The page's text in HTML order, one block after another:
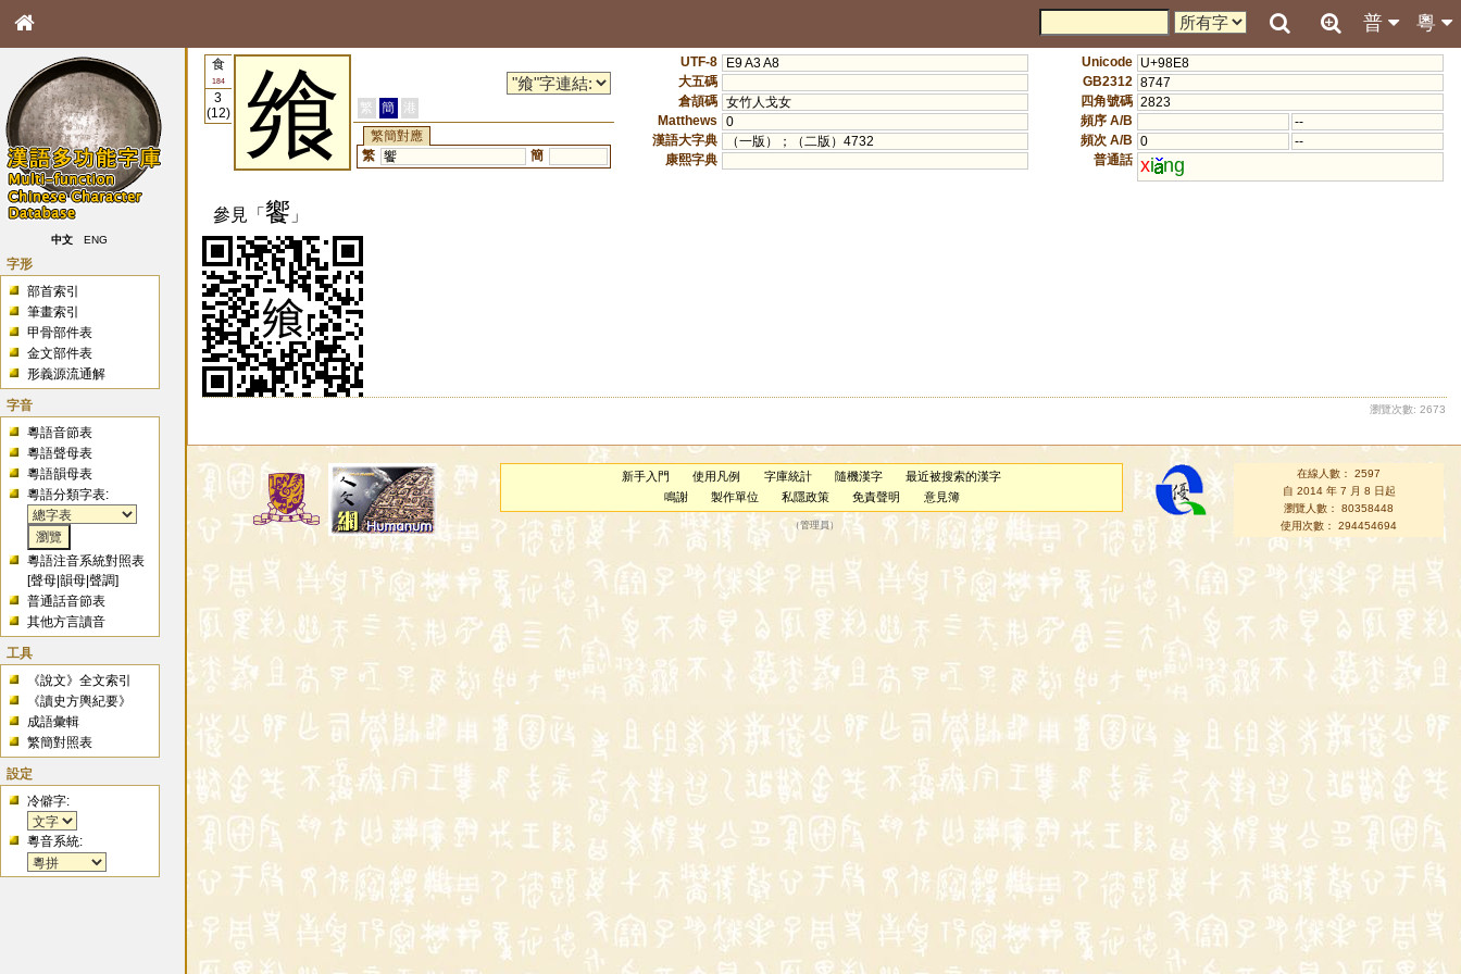
粵
普
中文 ENG
字形
部首索引
筆畫索引
甲骨部件表
金文部件表
形義源流通解
字音
粵語音節表
粵語聲母表
粵語韻母表
粵語分類字表:
粵語注音系統對照表
[聲母 |韻母 |聲調]
普通話音節表
其他方言讀音
工具
《說文》全文索引
《讀史方輿紀要》
成語彙輯
繁簡對照表
設定
冷僻字:
粵音系統:
食
184
3
(12)
飨 繁 簡
港
繁簡對應
繁 饗 簡
UTF-8
E9 A3 A8
大五碼
倉頡碼 女竹人戈女
Matthews
0
漢語大字典
（一版）；（二版）4732
康熙字典
Unicode U+98E8
GB2312 8747
四角號碼 2823
頻序 A/B
--
頻次 A/B 0
--
普通話 xi ng
參見「饗 」
瀏覽次數: 2673
新手入門 使用凡例 字庫統計 隨機漢字
最近被搜索的漢字
鳴謝
製作單位 私隱政策 免責聲明 意見簿
（管理員）
在線人數： 2597
自 2014 年 7 月 8 日起
瀏覽人數： 80358448
使用次數： 294454694